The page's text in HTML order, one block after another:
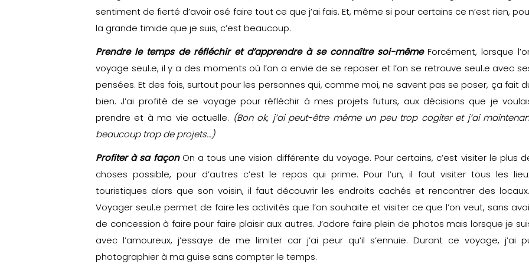
sentiment de fierté d’avoir osé faire tout ce que j’ai fais. Et, même si pour certains ce n’est rien,
la grande timide que je suis, c’est beaucoup.
Prendre le temps de réfléchir et d’apprendre à se connaître soi-même Forcément, lorsque
voyage seul.e, il y a des moments où l’on a envie de se reposer et l’on se retrouve seul.e avec
pensées. Et des fois, surtout pour les personnes qui, comme moi, ne savent pas se poser, ça fait
bien. J’ai profité de se voyage pour réfléchir à mes projets futurs, aux décisions que je
prendre et à ma vie actuelle. (Bon ok, j’ai peut-être même un peu trop cogiter et j’ai
beaucoup trop de projets…)
Profiter à sa façon On a tous une vision différente du voyage. Pour certains, c’est visiter le plus
choses possible, pour d’autres c’est le repos qui prime. Pour l’un, il faut visiter tous les
touristiques alors que son voisin, il faut découvrir les endroits cachés et rencontrer des
Voyager seul.e permet de faire les activités que l’on souhaite et visiter ce que l’on veut, sans
de concession à faire pour faire plaisir aux autres. J’adore faire plein de photos mais lorsque je
avec l’amoureux, j’essaye de me limiter car j’ai peur qu’il s’ennuie. Durant ce voyage, j’ai
photographier à ma guise sans compter le temps.